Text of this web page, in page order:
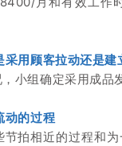
采用顾客拉动还是建
小组确定采用成品
动的过程
拍相近的过程和